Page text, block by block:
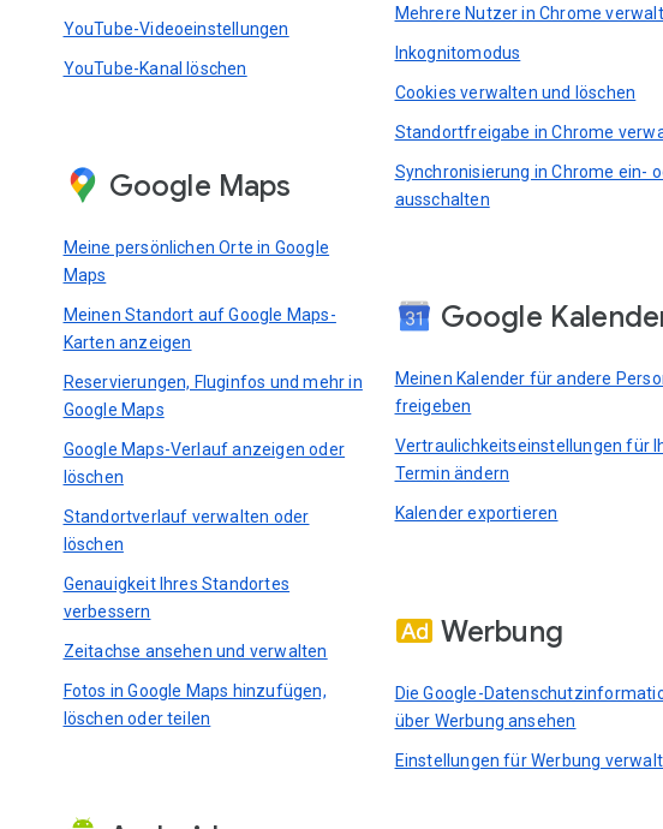
YouTube-Videoeinstellungen
YouTube-Kanal löschen
Google Maps
Meine persönlichen Orte in Google
Maps
Meinen Standort auf Google Maps-
Karten anzeigen
Reservierungen, Fluginfos und mehr in
Google Maps
Google Maps-Verlauf anzeigen oder
löschen
Standortverlauf verwalten oder
löschen
Genauigkeit Ihres Standortes
verbessern
Zeitachse ansehen und verwalten
Fotos in Google Maps hinzufügen,
löschen oder teilen
Mehrere Nutzer in Chrome
Inkognitomodus
Cookies verwalten und löschen
Standortfreigabe in Chrome
Synchronisierung in Chrome ein-
ausschalten
Google
Meinen Kalender für andere
freigeben
Vertraulichkeitseinstellungen für
Termin ändern
Kalender exportieren
Werbung
Die Google-
über Werbung ansehen
Einstellungen für Werbung